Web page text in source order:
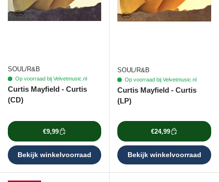
SOUL/R&B
Op voorraad bij Velvetmusic.nl
Curtis Mayfield - Curtis
(CD)
€9,99
Bekijk winkelvoorraad
SOUL/R&B
Op voorraad bij Velvetmusic.nl
Curtis Mayfield - Curtis
(LP)
€24,99
Bekijk winkelvoorraad